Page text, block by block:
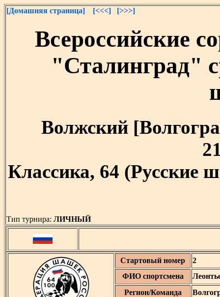
[Домашняя страница] [<<<] [>>>]
Всероссийские
"Сталинград"
Волжский
Классика, 64 (Русские
Тип турнира: ЛИЧНЫЙ
Стартовый номер
2
ФИО спортсмена
Регион/Команда